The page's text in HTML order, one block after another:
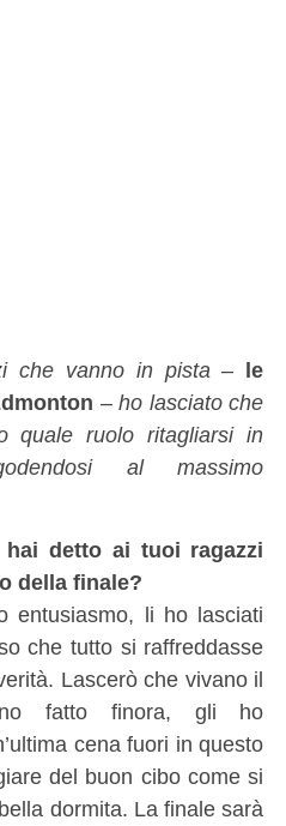
che vanno in pista – le
–ho lasciato che
quale ruolo ritagliarsi in
al massimo
hai detto ai tuoi ragazzi
della finale?
entusiasmo, li ho lasciati
che tutto si raffreddasse
Lascerò che vivano il
fatto finora, gli ho
cena fuori in questo
del buon cibo come si
dormita. La finale sarà